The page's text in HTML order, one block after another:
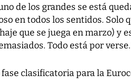
de los grandes se está
en todos los sentidos. Solo
que se juega en marzo) y
Todo está por
clasificatoria para la